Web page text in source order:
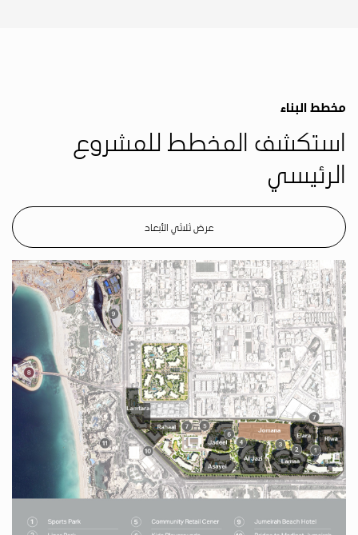
مخطط البناء
استكشف المخطط للمشروع
الرئيسي
عرض ثلاثي الأبعاد